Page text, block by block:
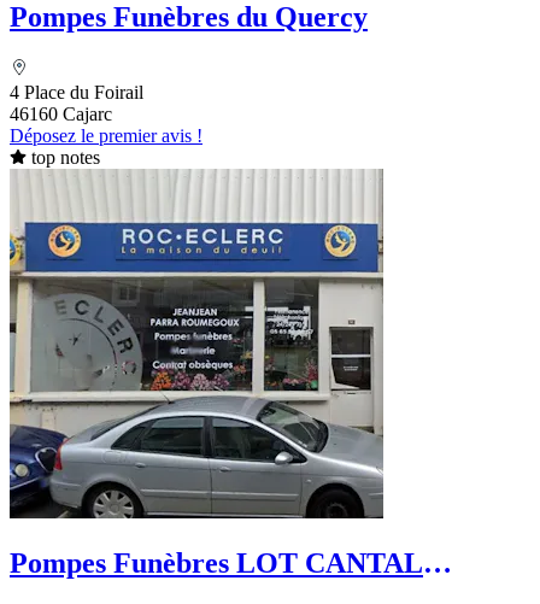
Pompes Funèbres du Quercy
4 Place du Foirail
46160 Cajarc
Déposez le premier avis !
top notes
Pompes Funèbres LOT CANTAL